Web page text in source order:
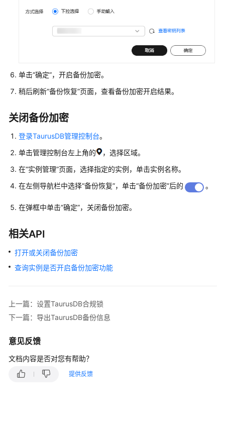
购
接
实
使
用
据
库
据
实
管
版
本
级
数
据
单击“确定”，开启备份加密。
稍后刷新“备份恢复”页面，查看备份加密开启结果。
关闭备份加密
登录TaurusDB管理控制台。
单击管理控制台左上角的
，选择区域。
在“实例管理”页面，选择指定的实例，单击实例名称。
在左侧导航栏中选择“备份恢复”，单击“备份加密”后的 。
在弹框中单击“确定”，关闭备份加密。
相关API
打开或关闭备份加密
查询实例是否开启备份加密功能
上一篇：设置TaurusDB合规锁
下一篇：导出TaurusDB备份信息
意见反馈
文档内容是否对您有帮助？
提供反馈